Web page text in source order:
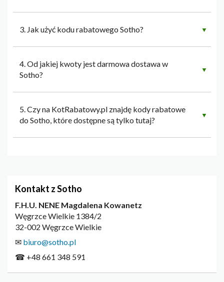
3. Jak użyć kodu rabatowego Sotho? ▼
4. Od jakiej kwoty jest darmowa dostawa w
Sotho?
▼
5. Czy na KotRabatowy.pl znajdę kody rabatowe
do Sotho, które dostępne są tylko tutaj?
▼
Kontakt z Sotho
F.H.U. NENE Magdalena Kowanetz
Węgrzce Wielkie 1384/2
32-002 Węgrzce Wielkie
✉ biuro@sotho.pl
☎ +48 661 348 591